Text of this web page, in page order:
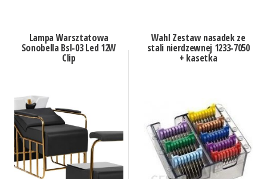
Lampa Warsztatowa
Sonobella Bsl-03 Led 12W
Clip
Wahl Zestaw nasadek ze
stali nierdzewnej 1233-7050
+ kasetka